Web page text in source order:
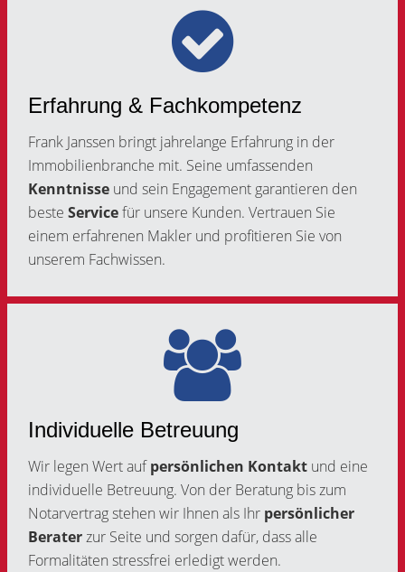
Erfahrung & Fachkompetenz
Frank Janssen bringt jahrelange Erfahrung in der
Immobilienbranche mit. Seine umfassenden
Kenntnisse und sein Engagement garantieren den
beste Servicefür unsere Kunden. Vertrauen Sie
einem erfahrenen Makler und profitieren Sie von
unserem Fachwissen.
Individuelle Betreuung
Wir legen Wert aufpersönlichen Kontakt und eine
individuelle Betreuung. Von der Beratung bis zum
Notarvertrag stehen wir Ihnen als Ihr persönlicher
Beraterzur Seite und sorgen dafür, dass alle
Formalitäten stressfrei erledigt werden.